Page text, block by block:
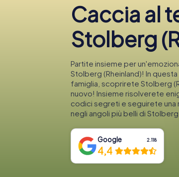
Caccia al
Stolberg
Partite insieme per
Stolberg (Rheinland)! In
famiglia, scoprirete Stolberg
nuovo! Insieme risolverete
codici segreti e seguirete
negli angoli più belli di Stolberg
Google 2.118
4,4